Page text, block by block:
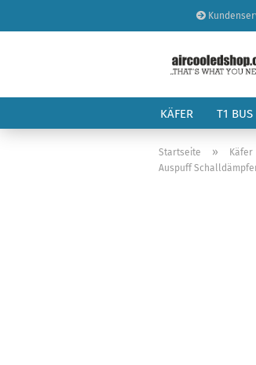
KÄFER T1 BUS
Startseite » Käfer
Auspuff